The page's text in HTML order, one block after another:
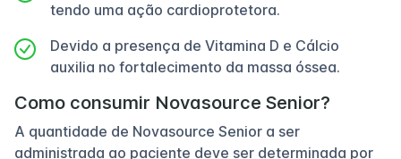
tendo uma ação cardioprotetora.
Devido a presença de Vitamina D e Cálcio
auxilia no fortalecimento da massa óssea.
Como consumir Novasource Senior?
A quantidade de Novasource Senior a ser
administrada ao paciente deve ser determinada por